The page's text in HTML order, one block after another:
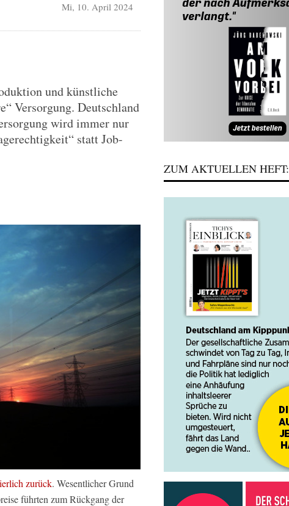
Mi, 10. April 2024
und künstliche
Versorgung. Deutschland
wird immer nur
statt Job-
zurück. Wesentlicher Grund
führten zum Rückgang der
ZUM AKTUELLEN HEFT: